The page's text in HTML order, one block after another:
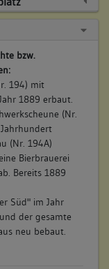
bzw.
194) mit
1889 erbaut.
(Nr.
(Nr. 194A)
Bierbrauerei
Bereits 1889
Süd" im Jahr
der gesamte
neu bebaut.